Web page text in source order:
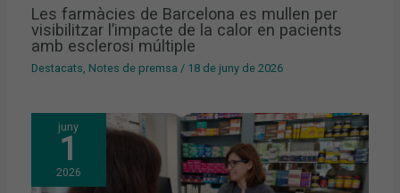
Les farmàcies de Barcelona es mullen per
visibilitzar l’impacte de la calor en pacients
amb esclerosi múltiple
Destacats, Notes de premsa / 18 de juny de 2026
juny
1
2026